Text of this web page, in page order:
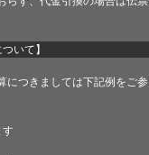
いて】
につきましては下記例をご